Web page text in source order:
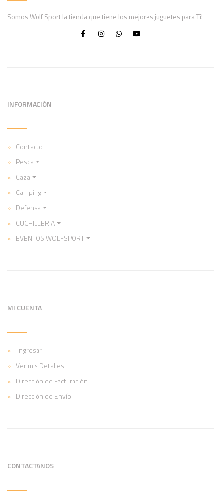
Somos Wolf Sport la tienda que tiene los mejores juguetes para Ti!
INFORMACIÓN
Contacto
Pesca
Caza
Camping
Defensa
CUCHILLERIA
EVENTOS WOLFSPORT
MI CUENTA
Ingresar
Ver mis Detalles
Dirección de Facturación
Dirección de Envío
CONTACTANOS